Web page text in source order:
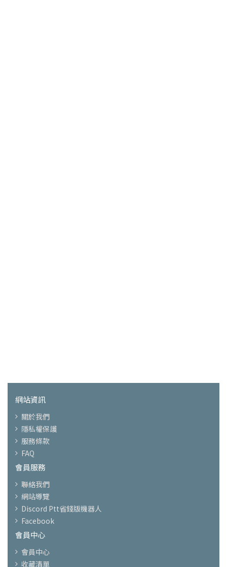
網站資訊
關於我們
隱私權保護
服務條款
FAQ
會員服務
聯絡我們
網站導覽
Discord Ptt省錢版機器人
Facebook
會員中心
會員中心
收藏清單